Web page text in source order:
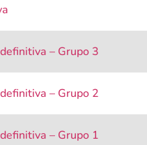
– Grupo 3
– Grupo 2
– Grupo 1